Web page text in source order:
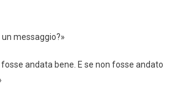
messaggio?»
andata bene. E se non fosse andato